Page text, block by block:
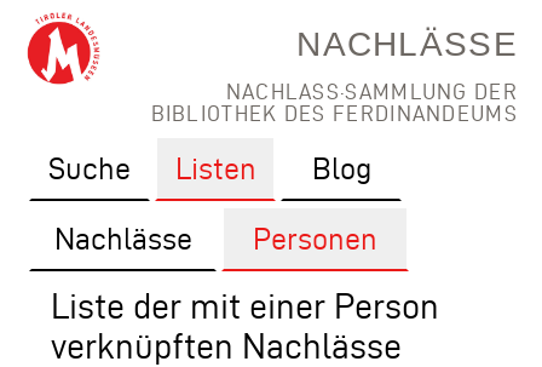
NACHLÄSSE
NACHLASS·SAMMLUNG DER
BIBLIOTHEK DES FERDINANDEUMS
Suche Listen Blog
Nachlässe Personen
Liste der mit einer Person
verknüpften Nachlässe